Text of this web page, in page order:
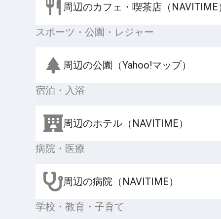
周辺のカフェ・喫茶店（NAVITIME
スポーツ・公園・レジャー
周辺の公園（Yahoo!マップ）
宿泊・入浴
周辺のホテル（NAVITIME）
病院・医療
周辺の病院（NAVITIME）
学校・教育・子育て